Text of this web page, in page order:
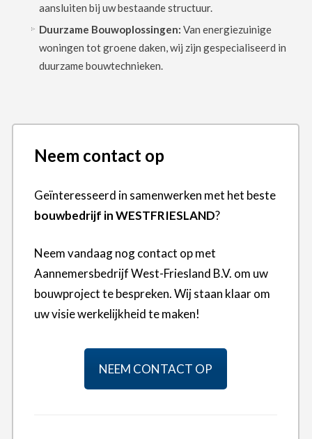
aansluiten bij uw bestaande structuur.
Duurzame Bouwoplossingen: Van energiezuinige
woningen tot groene daken, wij zijn gespecialiseerd in
duurzame bouwtechnieken.
Neem contact op
Geïnteresseerd in samenwerken met het beste
bouwbedrijf in WESTFRIESLAND?
Neem vandaag nog contact op met
Aannemersbedrijf West-Friesland B.V. om uw
bouwproject te bespreken. Wij staan klaar om
uw visie werkelijkheid te maken!
NEEM CONTACT OP